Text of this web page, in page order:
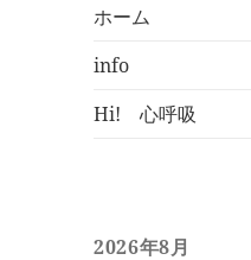
ホーム
info
Hi! 心呼吸
2026年8月